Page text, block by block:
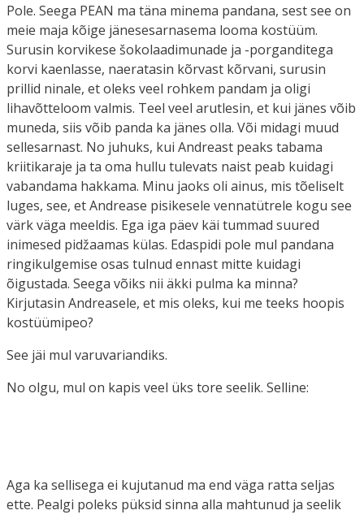
Pole. Seega PEAN ma täna minema pandana, sest see on
meie maja kõige jänesesarnasema looma kostüüm.
Surusin korvikese šokolaadimunade ja -porganditega
korvi kaenlasse, naeratasin kõrvast kõrvani, surusin
prillid ninale, et oleks veel rohkem pandam ja oligi
lihavõtteloom valmis. Teel veel arutlesin, et kui jänes võib
muneda, siis võib panda ka jänes olla. Või midagi muud
sellesarnast. No juhuks, kui Andreast peaks tabama
kriitikaraje ja ta oma hullu tulevats naist peab kuidagi
vabandama hakkama. Minu jaoks oli ainus, mis tõeliselt
luges, see, et Andrease pisikesele vennatütrele kogu see
värk väga meeldis. Ega iga päev käi tummad suured
inimesed pidžaamas külas. Edaspidi pole mul pandana
ringikulgemise osas tulnud ennast mitte kuidagi
õigustada. Seega võiks nii äkki pulma ka minna?
Kirjutasin Andreasele, et mis oleks, kui me teeks hoopis
kostüümipeo?
See jäi mul varuvariandiks.
No olgu, mul on kapis veel üks tore seelik. Selline:
Aga ka sellisega ei kujutanud ma end väga ratta seljas
ette. Pealgi poleks püksid sinna alla mahtunud ja seelik